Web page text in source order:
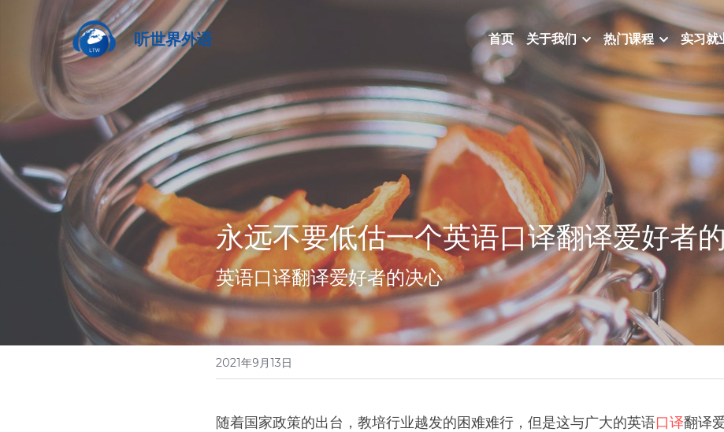
听世界外语 首页 关于我们 热门课程 实习就
永远不要低估一个英语口译翻译爱好者
英语口译翻译爱好者的决心
2021年9月13日
随着国家政策的出台，教培行业越发的困难难行，但是这与广大的英语口译翻译